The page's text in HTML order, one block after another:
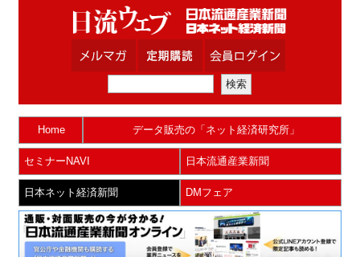
Home データ販売の「ネット経済研究所」
セミナーNAVI 日本流通産業新聞
日本ネット経済新聞 DMフェア